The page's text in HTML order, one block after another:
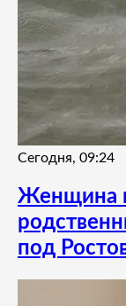
Сегодня, 09:24
Женщина
под